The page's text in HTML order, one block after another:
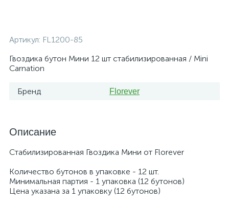
Артикул: FL1200-85
Гвоздика бутон Мини 12 шт стабилизированная / Mini
Carnation
Бренд Florever
Описание
Стабилизированная Гвоздика Мини от Florever
Количество бутонов в упаковке - 12 шт.
Минимальная партия - 1 упаковка (12 бутонов)
Цена указана за 1 упаковку (12 бутонов)